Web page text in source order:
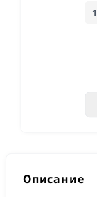
1
Описание